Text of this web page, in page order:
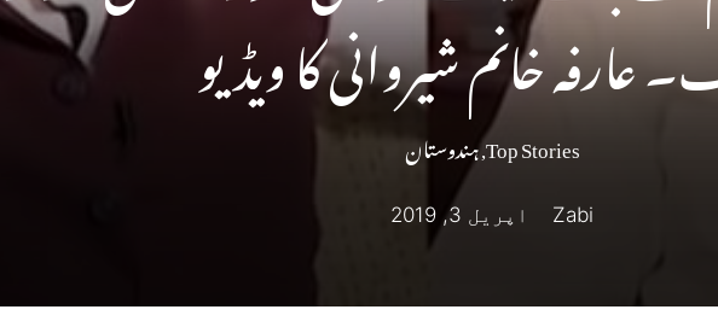
عارفہ خانم شیروانی کا ویڈیو
Top Stories
,ہندوستان
Zabi اپریل 3, 2019